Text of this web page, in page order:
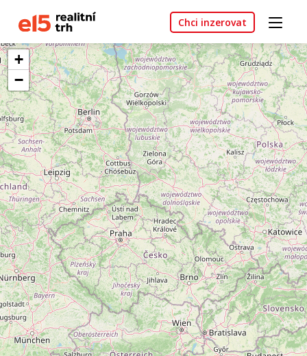
Chci inzerovat
+
−